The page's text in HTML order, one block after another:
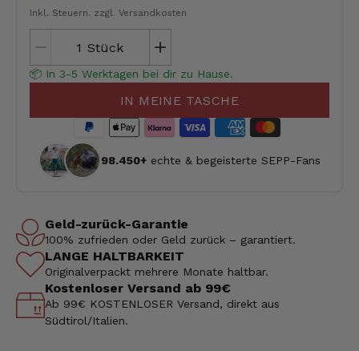
Inkl. Steuern. zzgl. Versandkosten
Stück
📦 In 3-5 Werktagen bei dir zu Hause.
IN MEINE TASCHE
98.450+ echte & begeisterte SEPP-Fans
Geld-zurück-Garantie
100% zufrieden oder Geld zurück – garantiert.
LANGE HALTBARKEIT
Originalverpackt mehrere Monate haltbar.
Kostenloser Versand ab 99€
Ab 99€ KOSTENLOSER Versand, direkt aus
Südtirol/Italien.